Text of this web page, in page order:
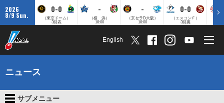
2026
8/9 Sun.
0-0
（東京ドーム）
3回表
-
（横 浜）
18:00
-
（京セラD大阪）
18:00
0-0
（エスコンＦ）
3回裏
English
ニュース
サブメニュー